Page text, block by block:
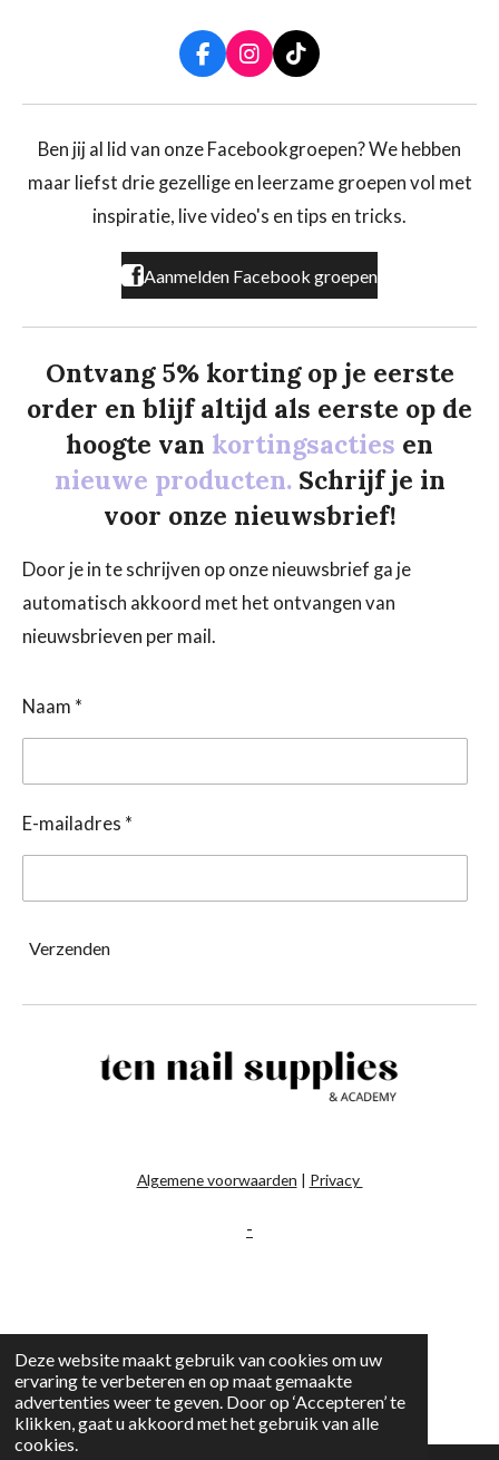
Deze website maakt gebruik van cookies om uw
ervaring te verbeteren en op maat gemaakte
advertenties weer te geven. Door op ‘Accepteren’ te
klikken, gaat u akkoord met het gebruik van alle
cookies.
F
a
c
b
o
k
I
n
s
a
r
a
T
i
k
o
Ben jij al lid van onze Facebookgroepen? We hebben
maar liefst drie gezellige en leerzame groepen vol met
inspiratie, live video's en tips en tricks.
Aanmelden Facebook groepen
Ontvang 5% korting op je eerste
order en blijf altijd als eerste op de
hoogte van kortingsacties en
nieuwe producten. Schrijf je in
voor onze nieuwsbrief!
Door je in te schrijven op onze nieuwsbrief ga je
automatisch akkoord met het ontvangen van
nieuwsbrieven per mail.
Naam *
E-mailadres *
Verzenden
Algemene voorwaarden | Privacy
-